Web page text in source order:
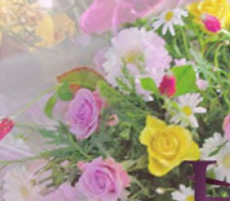
コ
ン
ツ
へ
ス
キ
ッ